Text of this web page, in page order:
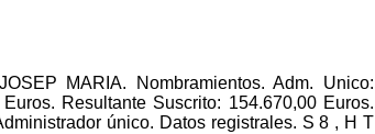
MARIA. Nombramientos. Adm. Unico:
Resultante Suscrito: 154.670,00 Euros.
único. Datos registrales. S 8 , H T